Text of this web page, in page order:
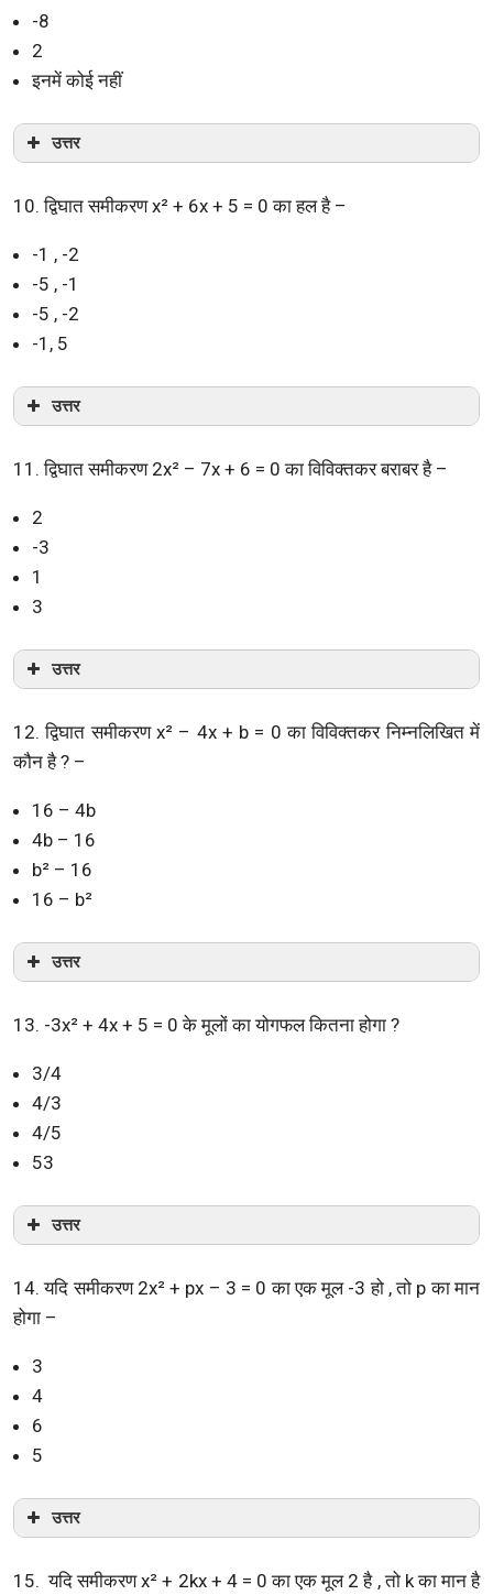
-8
2
इनमें कोई नहीं
उत्तर
10. द्विघात समीकरण x² + 6x + 5 = 0 का हल है –
-1 , -2
-5 , -1
-5 , -2
-1, 5
उत्तर
11. द्विघात समीकरण 2x² – 7x + 6 = 0 का विविक्तकर बराबर है –
2
-3
1
3
उत्तर
12. द्विघात समीकरण x² – 4x + b = 0 का विविक्तकर निम्नलिखित में
कौन है ? –
16 – 4b
4b – 16
b² – 16
16 – b²
उत्तर
13. -3x² + 4x + 5 = 0 के मूलों का योगफल कितना होगा ?
3/4
4/3
4/5
53
उत्तर
14. यदि समीकरण 2x² + px – 3 = 0 का एक मूल -3 हो , तो p का मान
होगा –
3
4
6
5
उत्तर
15. यदि समीकरण x² + 2kx + 4 = 0 का एक मूल 2 है , तो k का मान है